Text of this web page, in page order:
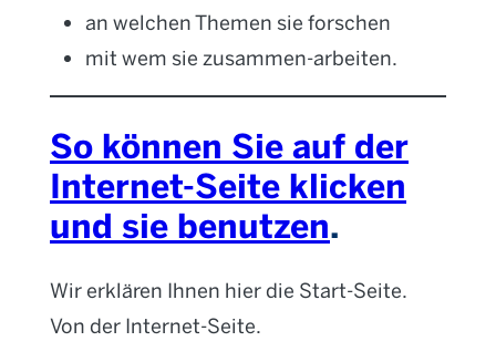
an welchen Themen sie forschen
mit wem sie zusammen-arbeiten.
So können Sie auf der
Internet-Seite klicken
und sie benutzen.
Wir erklären Ihnen hier die Start-Seite.
Von der Internet-Seite.